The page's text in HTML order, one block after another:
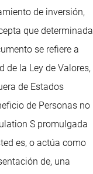
de inversión,
que determinada
se refiere a
de la Ley de Valores,
de Estados
de Personas no
S promulgada
es, o actúa como
de, una